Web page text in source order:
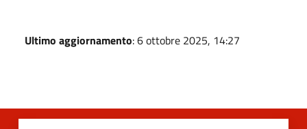
Ultimo aggiornamento: 6 ottobre 2025, 14:27